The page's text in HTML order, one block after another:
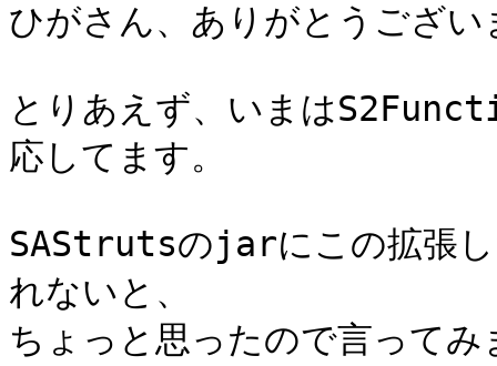
ひがさん、ありがとうござい
とりあえず、いまは
応してます。
SAStrutsのjarにこの拡張し
れないと、
ちょっと思ったので言ってみ